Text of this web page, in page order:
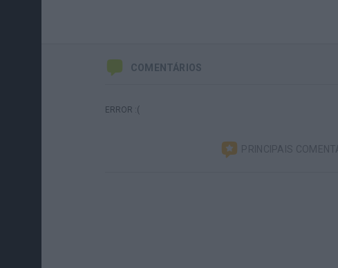
COMENTÁRIOS
ERROR :(
PRINCIPAIS